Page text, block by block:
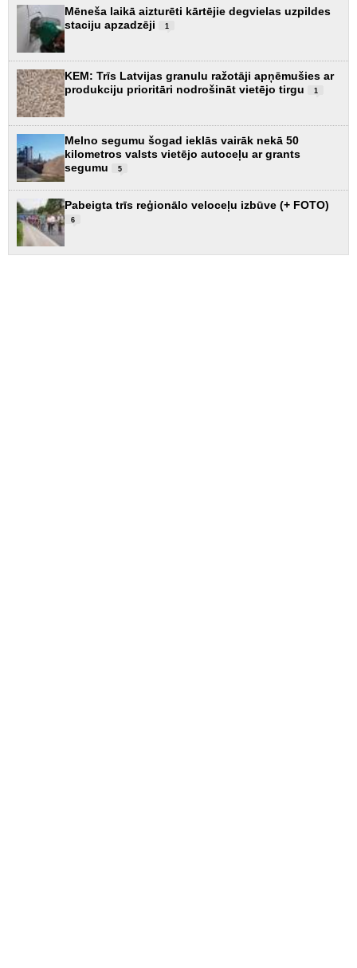
Mēneša laikā aizturēti kārtējie degvielas uzpildes
staciju apzadzēji
1
KEM: Trīs Latvijas granulu ražotāji apņēmušies ar
produkciju prioritāri nodrošināt vietējo tirgu
1
Melno segumu šogad ieklās vairāk nekā 50
kilometros valsts vietējo autoceļu ar grants
segumu
5
Pabeigta trīs reģionālo veloceļu izbūve (+ FOTO)
6